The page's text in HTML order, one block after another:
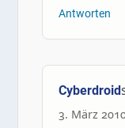
Antworten
Cyberdroid
3. März